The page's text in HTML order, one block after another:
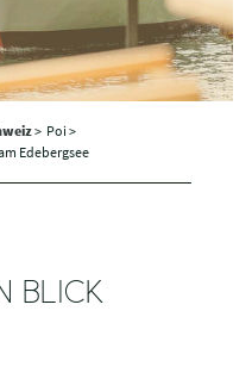
> Poi >
Edebergsee
BLICK